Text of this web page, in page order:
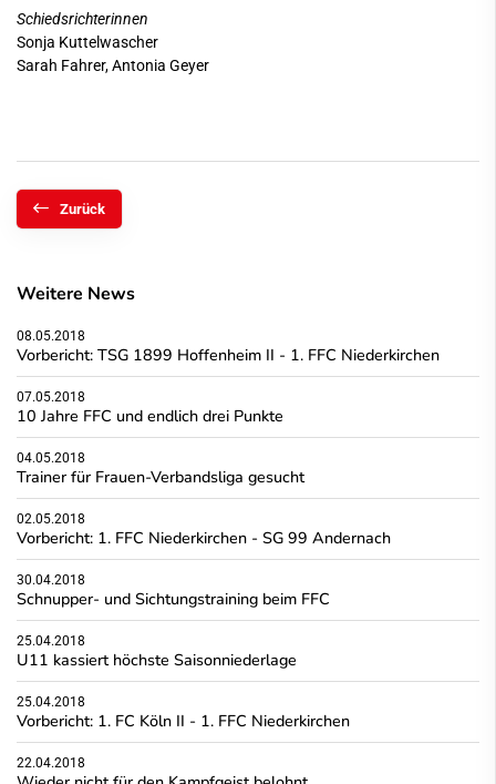
Schiedsrichterinnen
Sonja Kuttelwascher
Sarah Fahrer, Antonia Geyer
Zurück
Weitere News
08.05.2018
Vorbericht: TSG 1899 Hoffenheim II - 1. FFC Niederkirchen
07.05.2018
10 Jahre FFC und endlich drei Punkte
04.05.2018
Trainer für Frauen-Verbandsliga gesucht
02.05.2018
Vorbericht: 1. FFC Niederkirchen - SG 99 Andernach
30.04.2018
Schnupper- und Sichtungstraining beim FFC
25.04.2018
U11 kassiert höchste Saisonniederlage
25.04.2018
Vorbericht: 1. FC Köln II - 1. FFC Niederkirchen
22.04.2018